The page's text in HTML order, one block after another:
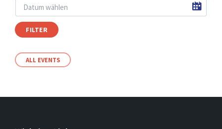
FILTER
ALL EVENTS